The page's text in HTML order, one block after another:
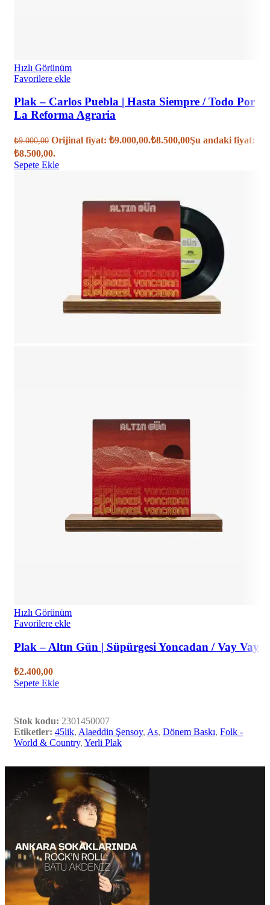
Hızlı Görünüm
Favorilere ekle
Plak – Carlos Puebla | Hasta Siempre / Todo Por
La Reforma Agraria
₺9.000,00 Orijinal fiyat: ₺9.000,00.₺8.500,00Şu andaki fiyat:
₺8.500,00.
Sepete Ekle
Hızlı Görünüm
Favorilere ekle
Plak – Altın Gün | Süpürgesi Yoncadan / Vay Vay
₺2.400,00
Sepete Ekle
Stok kodu: 2301450007
Etiketler: 45lik, Alaeddin Şensoy, As, Dönem Baskı, Folk -
World & Country, Yerli Plak